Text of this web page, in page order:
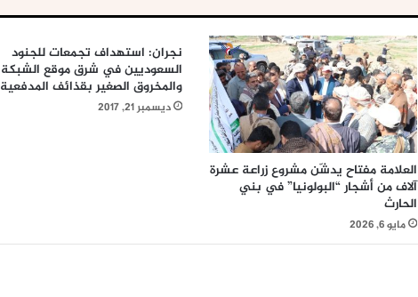
العلامة مفتاح يدشّن مشروع زراعة عشرة
آلاف من أشجار “البولونيا” في بني
الحارث
مايو 6, 2026
نجران: استهداف تجمعات للجنود
السعوديين في شرق موقع الشبكة
والمخروق الصغير بقذائف المدفعية
ديسمبر 21, 2017